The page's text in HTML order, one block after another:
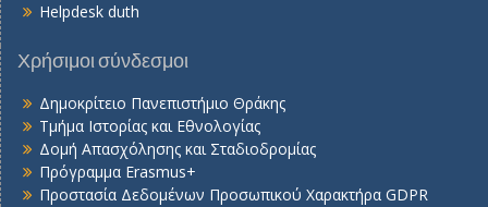
Helpdesk duth
Χρήσιμοι σύνδεσμοι
Δημοκρίτειο Πανεπιστήμιο Θράκης
Τμήμα Ιστορίας και Εθνολογίας
Δομή Απασχόλησης και Σταδιοδρομίας
Πρόγραμμα Erasmus+
Προστασία Δεδομένων Προσωπικού Χαρακτήρα GDPR